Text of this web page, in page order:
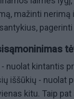
mažinti
nuolat kintantis
iššūkių - nuolat
kitu. Taip